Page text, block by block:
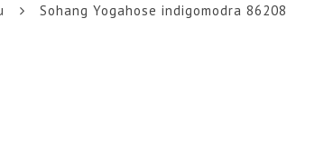
Sohang Yogahose indigomodra 86208